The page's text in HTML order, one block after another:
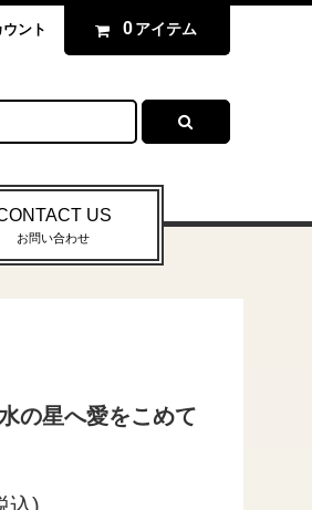
ウント 0 アイテム
US
お問い合わせ
の星へ愛をこめて